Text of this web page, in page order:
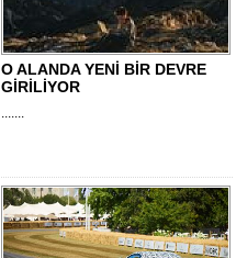
O ALANDA YENİ BİR DEVRE
GİRİLİYOR
.......